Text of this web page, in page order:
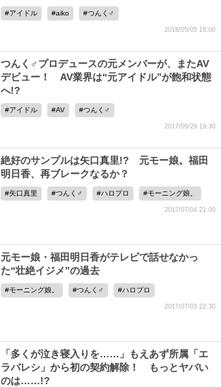
アイドル aiko つんく♂
2018/05/05 16:00
つんく♂プロデュースの元メンバーが、またAV
デビュー！ AV業界は“元アイドル”が飽和状態
へ!?
アイドル AV つんく♂
2017/09/29 19:30
絶好のサンプルは矢口真里!? 元モー娘。福田
明日香、再ブレークなるか？
矢口真里 つんく♂ ハロプロ モーニング娘。
2017/07/04 21:00
元モー娘・福田明日香がテレビで話せなかっ
た“壮絶イジメ”の過去
モーニング娘。 つんく♂ ハロプロ
2017/07/03 22:30
「多くが泣き寝入りを……」もえあず所属「エ
ラバレシ」から初の契約解除！ もっとヤバい
のは……!?